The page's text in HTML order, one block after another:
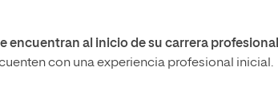
encuentran al inicio de su carrera
con una experiencia profesional inicial.